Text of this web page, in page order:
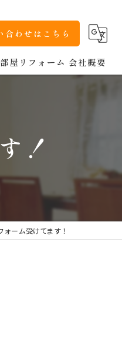
合わせはこちら
屋リフォーム 会社概要
！
ーム受けてます！